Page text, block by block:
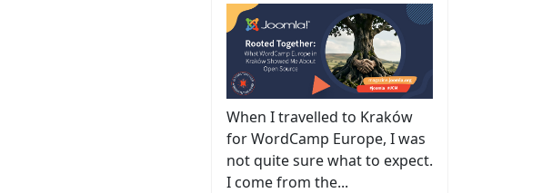
When I travelled to Kraków
for WordCamp Europe, I was
not quite sure what to expect.
I come from the...